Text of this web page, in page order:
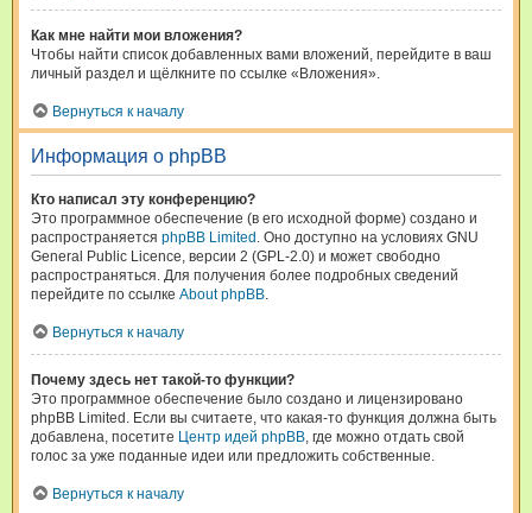
Как мне найти мои вложения?
Чтобы найти список добавленных вами вложений, перейдите в ваш
личный раздел и щёлкните по ссылке «Вложения».
Вернуться к началу
Информация о phpBB
Кто написал эту конференцию?
Это программное обеспечение (в его исходной форме) создано и
распространяется phpBB Limited . Оно доступно на условиях GNU
General Public Licence, версии 2 (GPL-2.0) и может свободно
распространяться. Для получения более подробных сведений
перейдите по ссылке About phpBB.
Вернуться к началу
Почему здесь нет такой-то функции?
Это программное обеспечение было создано и лицензировано
phpBB Limited. Если вы считаете, что какая-то функция должна быть
добавлена, посетите Центр идей phpBB, где можно отдать свой
голос за уже поданные идеи или предложить собственные.
Вернуться к началу